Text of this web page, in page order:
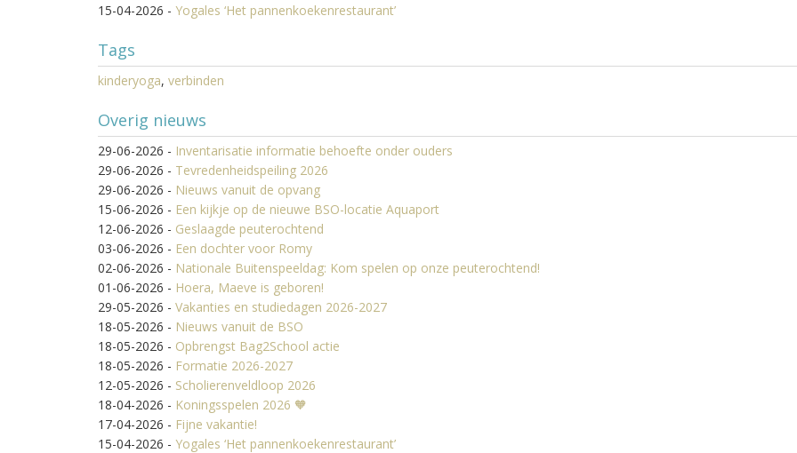
15-04-2026 - Yogales ‘Het pannenkoekenrestaurant’
Tags
kinderyoga, verbinden
Overig nieuws
29-06-2026 - Inventarisatie informatie behoefte onder ouders
29-06-2026 - Tevredenheidspeiling 2026
29-06-2026 - Nieuws vanuit de opvang
15-06-2026 - Een kijkje op de nieuwe BSO-locatie Aquaport
12-06-2026 - Geslaagde peuterochtend
03-06-2026 - Een dochter voor Romy
02-06-2026 - Nationale Buitenspeeldag: Kom spelen op onze peuterochtend!
01-06-2026 - Hoera, Maeve is geboren!
29-05-2026 - Vakanties en studiedagen 2026-2027
18-05-2026 - Nieuws vanuit de BSO
18-05-2026 - Opbrengst Bag2School actie
18-05-2026 - Formatie 2026-2027
12-05-2026 - Scholierenveldloop 2026
18-04-2026 - Koningsspelen 2026 🧡
17-04-2026 - Fijne vakantie!
15-04-2026 - Yogales ‘Het pannenkoekenrestaurant’